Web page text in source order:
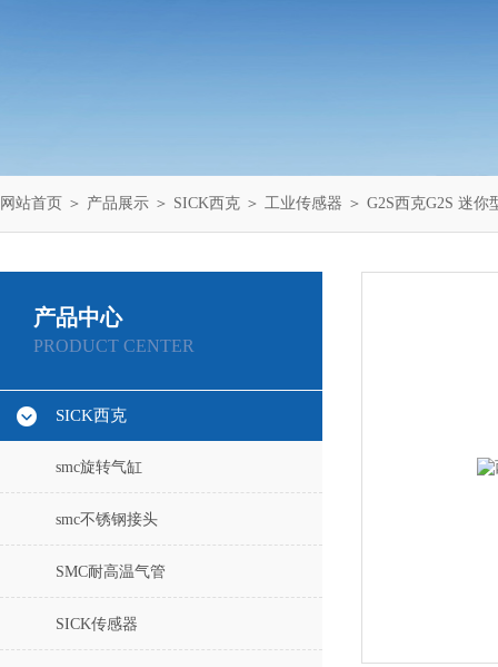
网站首页 ＞ 产品展示 ＞ SICK西克 ＞ 工业传感器 ＞ G2S西克G2S 迷你
产品中心
PRODUCT CENTER
SICK西克
smc旋转气缸
smc不锈钢接头
SMC耐高温气管
SICK传感器